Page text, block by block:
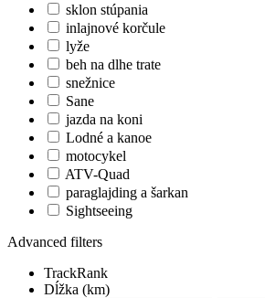
sklon stúpania
inlajnové korčule
lyže
beh na dlhe trate
snežnice
Sane
jazda na koni
Lodné a kanoe
motocykel
ATV-Quad
paraglajding a šarkan
Sightseeing
Advanced filters
TrackRank
Dĺžka (km)